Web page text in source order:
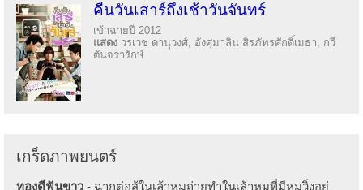
คืนวันเสาร์ถึงเช้าวันจันทร์
เข้าฉายปี 2012
แสดง วรเวช ดานุวงศ์, อังศุมาลิน สิรภัทรศักดิ์เมธา, กวี
ตันจรารักษ์
เกร็ดภาพยนตร์
ทองดีฟันขาว - ฉากต่อสู้ในเล้าหมูถ่ายทำในเล้าหมูที่มีหมูวิ่งอยู่